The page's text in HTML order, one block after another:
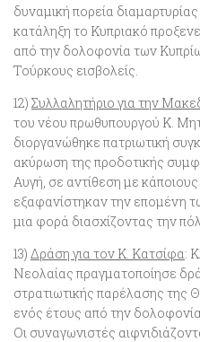
δυναμική πορεία
κατάληξη το Κυπριακό
από την δολοφονία των
Τούρκους εισβολείς.
12) Συλλαλητήριο για την
του νέου πρωθυπουργού Κ.
διοργανώθηκε πατριωτική
ακύρωση της προδοτικής
Αυγή, σε αντίθεση με
εξαφανίστηκαν την επομένη
μια φορά διασχίζοντας την
13) Δράση για τον Κ. Κατσίφα:
Νεολαίας πραγματοποίησε
στρατιωτικής παρέλασης της
ενός έτους από την
Οι συναγωνιστές